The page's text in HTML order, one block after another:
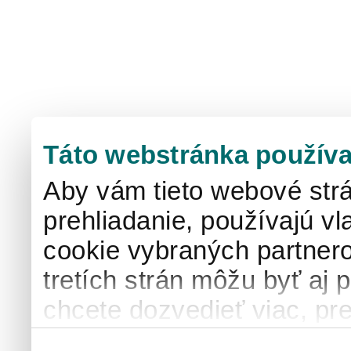
Táto webstránka
Aby vám tieto webové
prehliadanie, používajú
cookie vybraných
tretích strán môžu byť aj
chcete dozvedieť viac,